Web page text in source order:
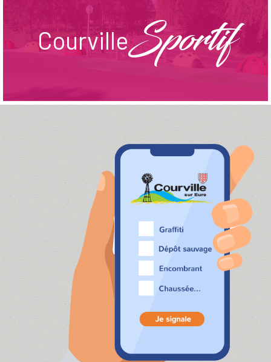
CourvilleSportif